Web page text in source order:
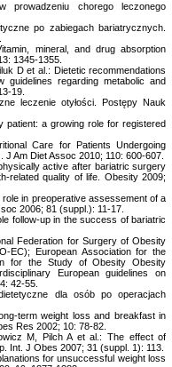
chorego leczonego
po zabiegach bariatrycznych.
mineral, and drug absorption
1345-1355.
D et al.: Dietetic recommendations
regarding metabolic and
19.
leczenie otyłości. Postępy Nauk
a growing role for registered
Care for Patients Undergoing
Am Diet Assoc 2010; 110: 600-607.
active after bariatric surgery
related quality of life. Obesity 2009;
role in preoperative assessement of a
2006; 81 (suppl.): 11-17.
follow-up in the success of bariatric
Federation for Surgery of Obesity
EC); European Association for the
for the Study of Obesity Obesity
European guidelines on
42-55.
dla osób po operacjach
term weight loss and breakfast in
Res 2002; 10: 78-82.
M, Pilch A et al.: The effect of
Int. J Obes 2007; 31 (suppl. 1): 113.
for unsuccessful weight loss